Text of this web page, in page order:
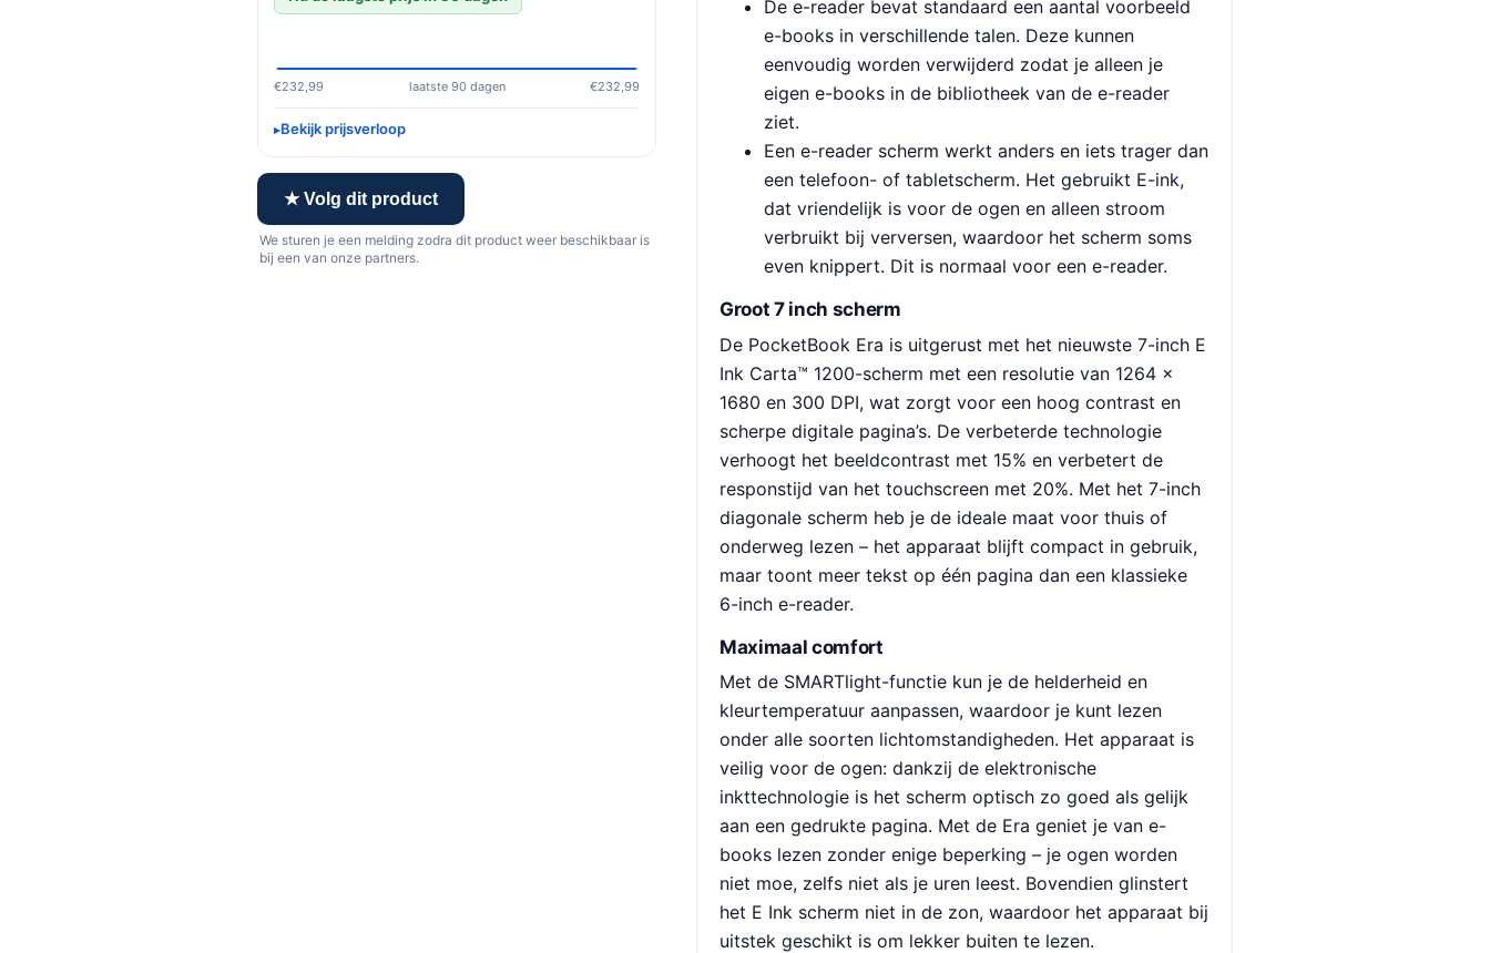
€232,99 laatste 90 dagen €232,99
Bekijk prijsverloop
★ Volg dit product
We sturen je een melding zodra dit product weer beschikbaar is
bij een van onze partners.
De e-reader bevat standaard een aantal voorbeeld
e-books in verschillende talen. Deze kunnen
eenvoudig worden verwijderd zodat je alleen je
eigen e-books in de bibliotheek van de e-reader
ziet.
Een e-reader scherm werkt anders en iets trager dan
een telefoon- of tabletscherm. Het gebruikt E-ink,
dat vriendelijk is voor de ogen en alleen stroom
verbruikt bij verversen, waardoor het scherm soms
even knippert. Dit is normaal voor een e-reader.
Groot 7 inch scherm
De PocketBook Era is uitgerust met het nieuwste 7-inch E
Ink Carta™ 1200-scherm met een resolutie van 1264 ×
1680 en 300 DPI, wat zorgt voor een hoog contrast en
scherpe digitale pagina’s. De verbeterde technologie
verhoogt het beeldcontrast met 15% en verbetert de
responstijd van het touchscreen met 20%. Met het 7-inch
diagonale scherm heb je de ideale maat voor thuis of
onderweg lezen – het apparaat blijft compact in gebruik,
maar toont meer tekst op één pagina dan een klassieke
6-inch e-reader.
Maximaal comfort
Met de SMARTlight-functie kun je de helderheid en
kleurtemperatuur aanpassen, waardoor je kunt lezen
onder alle soorten lichtomstandigheden. Het apparaat is
veilig voor de ogen: dankzij de elektronische
inkttechnologie is het scherm optisch zo goed als gelijk
aan een gedrukte pagina. Met de Era geniet je van e-
books lezen zonder enige beperking – je ogen worden
niet moe, zelfs niet als je uren leest. Bovendien glinstert
het E Ink scherm niet in de zon, waardoor het apparaat bij
uitstek geschikt is om lekker buiten te lezen.